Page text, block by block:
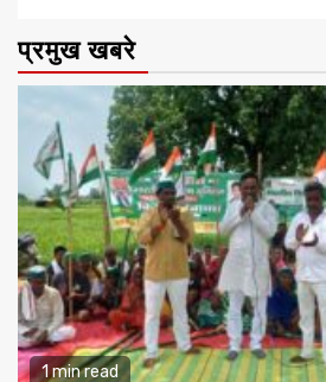
प्रमुख खबरे
1 min read